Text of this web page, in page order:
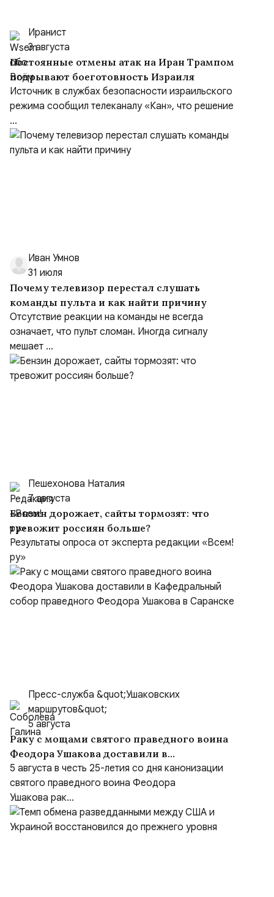
Иранист
3 августа
Постоянные отмены атак на Иран Трампом
подрывают боеготовность Израиля
Источник в службах безопасности израильского
режима сообщил телеканалу «Кан», что решение
...
Иван Умнов
31 июля
Почему телевизор перестал слушать
команды пульта и как найти причину
Отсутствие реакции на команды не всегда
означает, что пульт сломан. Иногда сигналу
мешает ...
Пешехонова Наталия
7 августа
Бензин дорожает, сайты тормозят: что
тревожит россиян больше?
Результаты опроса от эксперта редакции «Всем!
ру»
Пресс-служба &quot;Ушаковских
маршрутов&quot;
5 августа
Раку с мощами святого праведного воина
Феодора Ушакова доставили в
Кафедральный собор праведного Феодора
Ушакова в Саранске
5 августа в честь 25-летия со дня канонизации
святого праведного воина Феодора
Ушакова рак...